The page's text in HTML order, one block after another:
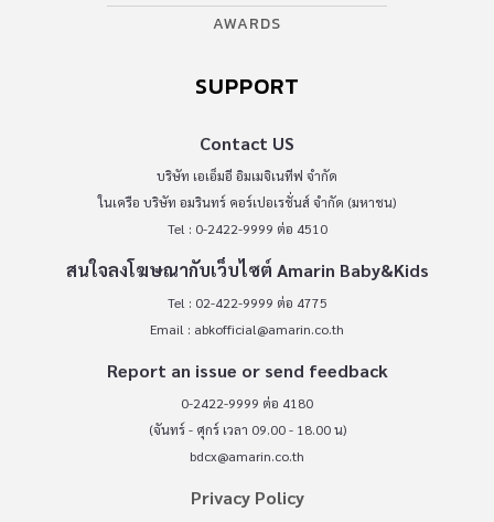
AWARDS
SUPPORT
Contact US
บริษัท เอเอ็มอี อิมเมจิเนทีฟ จำกัด
ในเครือ บริษัท อมรินทร์ คอร์เปอเรชั่นส์ จำกัด (มหาชน)
Tel : 0-2422-9999 ต่อ 4510
สนใจลงโฆษณากับเว็บไซต์ Amarin Baby&Kids
Tel : 02-422-9999 ต่อ 4775
Email : abkofficial@amarin.co.th
Report an issue or send feedback
0-2422-9999 ต่อ 4180
(จันทร์ - ศุกร์ เวลา 09.00 - 18.00 น)
bdcx@amarin.co.th
Privacy Policy